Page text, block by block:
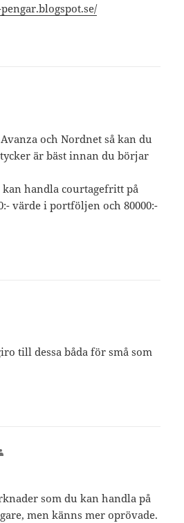
och Nordnet så kan du
är bäst innan du börjar
kan handla courtagefritt på
värde i portföljen och 80000:-
till dessa båda för små som
som du kan handla på
men känns mer oprövade.